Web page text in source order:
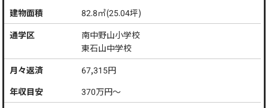
建物面積
82.8㎡(25.04坪)
通学区
南中野山小学校
東石山中学校
月々返済
67,315円
年収目安
370万円～